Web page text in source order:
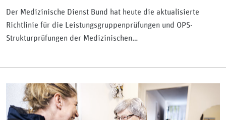
Der Medizinische Dienst Bund hat heute die aktualisierte
Richtlinie für die Leistungsgruppenprüfungen und OPS-
Strukturprüfungen der Medizinischen…